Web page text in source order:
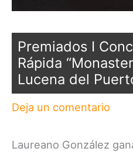
Premiados I
Rápida
Lucena del
Deja un comentario
Laureano González